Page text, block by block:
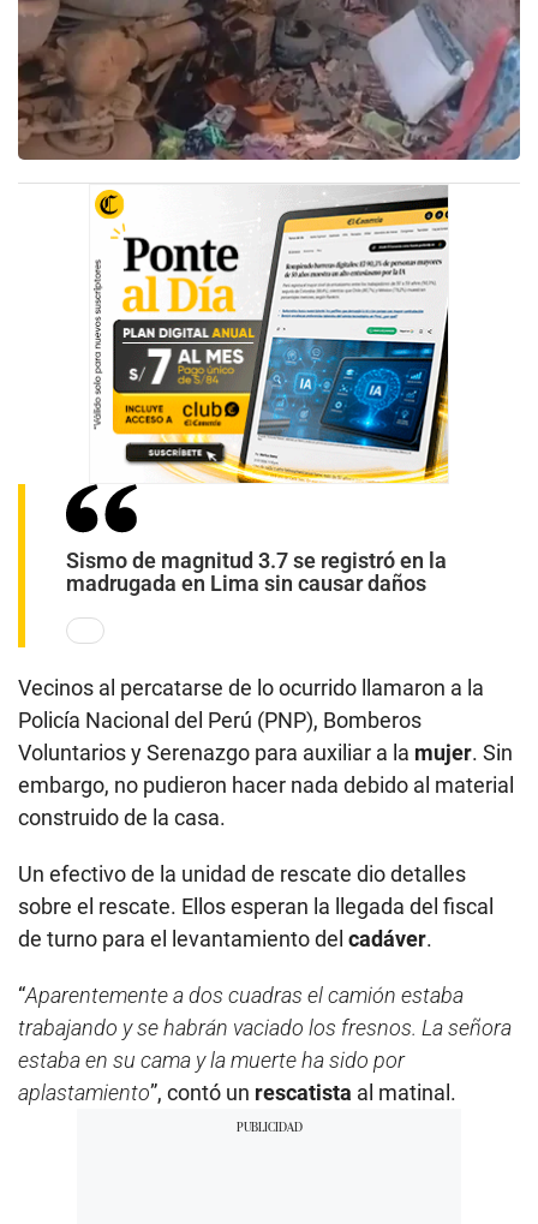
Sismo de magnitud 3.7 se registró en la
madrugada en Lima sin causar daños
Vecinos al percatarse de lo ocurrido llamaron a la
Policía Nacional del Perú (PNP), Bomberos
Voluntarios y Serenazgo para auxiliar a la mujer. Sin
embargo, no pudieron hacer nada debido al material
construido de la casa.
Un efectivo de la unidad de rescate dio detalles
sobre el rescate. Ellos esperan la llegada del fiscal
de turno para el levantamiento del cadáver.
“Aparentemente a dos cuadras el camión estaba
trabajando y se habrán vaciado los fresnos. La señora
estaba en su cama y la muerte ha sido por
aplastamiento”, contó un rescatista al matinal.